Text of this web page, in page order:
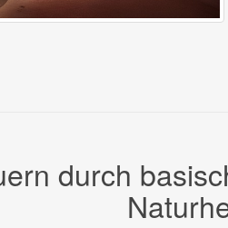
durch